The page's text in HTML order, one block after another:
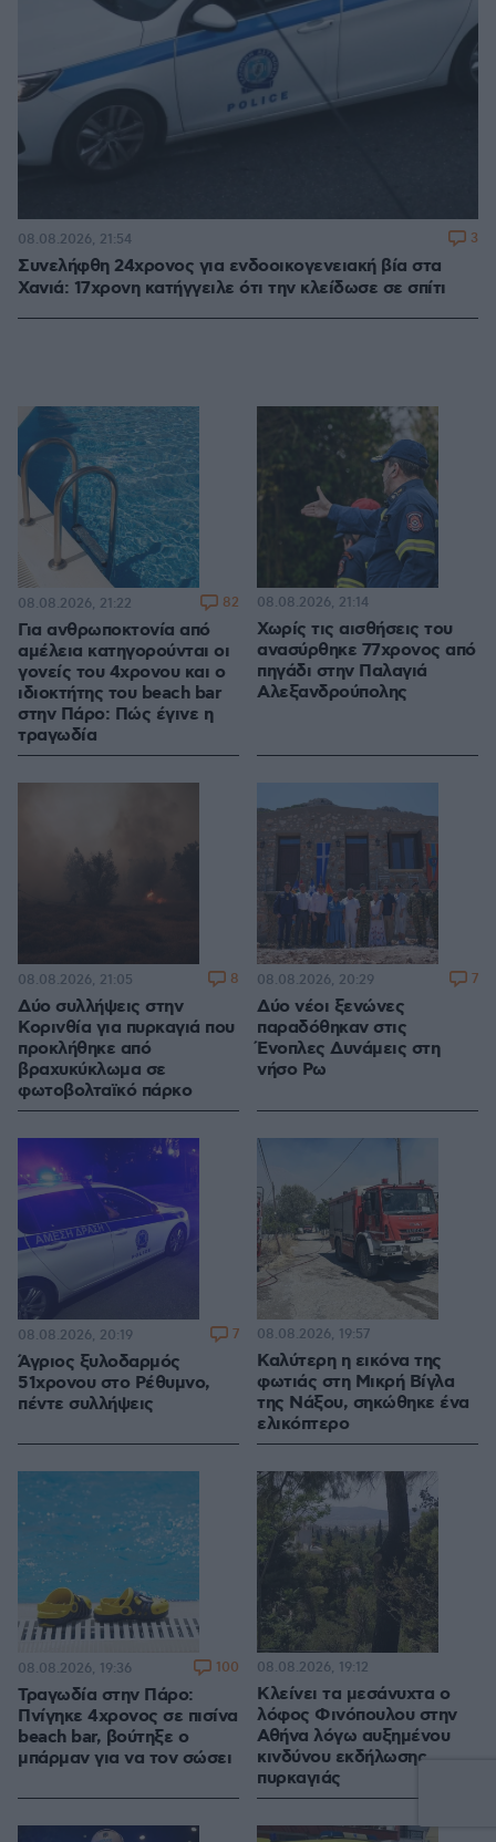
Συνελήφθη 24χρονος για ενδοοικογενειακή βία στα
Χανιά: 17χρονη κατήγγειλε ότι την κλείδωσε σε σπίτι
08.08.2026, 21:54 3
Για ανθρωποκτονία από
αμέλεια κατηγορούνται οι
γονείς του 4χρονου και ο
ιδιοκτήτης του beach bar
στην Πάρο: Πώς έγινε η
τραγωδία
08.08.2026, 21:22 82
Χωρίς τις αισθήσεις του
ανασύρθηκε 77χρονος από
πηγάδι στην Παλαγιά
Αλεξανδρούπολης
08.08.2026, 21:14
Δύο συλλήψεις στην
Κορινθία για πυρκαγιά που
προκλήθηκε από
βραχυκύκλωμα σε
φωτοβολταϊκό πάρκο
08.08.2026, 21:05 8
Δύο νέοι ξενώνες
παραδόθηκαν στις
Ένοπλες Δυνάμεις στη
νήσο Ρω
08.08.2026, 20:29 7
Άγριος ξυλοδαρμός
51χρονου στο Ρέθυμνο,
πέντε συλλήψεις
08.08.2026, 20:19 7
Καλύτερη η εικόνα της
φωτιάς στη Μικρή Βίγλα
της Νάξου, σηκώθηκε ένα
ελικόπτερο
08.08.2026, 19:57
Τραγωδία στην Πάρο:
Πνίγηκε 4χρονος σε πισίνα
beach bar, βούτηξε ο
μπάρμαν για να τον σώσει
08.08.2026, 19:36 100
Κλείνει τα μεσάνυχτα ο
λόφος Φινόπουλου στην
Αθήνα λόγω αυξημένου
κινδύνου εκδήλωσης
πυρκαγιάς
08.08.2026, 19:12